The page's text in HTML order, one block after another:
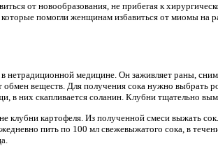
от новообразования, не прибегая к
помогли женщинам избавиться от миомы на
медицине. Он заживляет раны,
обмен веществ. Для получения сока нужно выбрать
в них скапливается соланин. Клубни тщательно
клубни картофеля. Из полученной смеси выжать
пить по 100 мл свежевыжатого сока, в